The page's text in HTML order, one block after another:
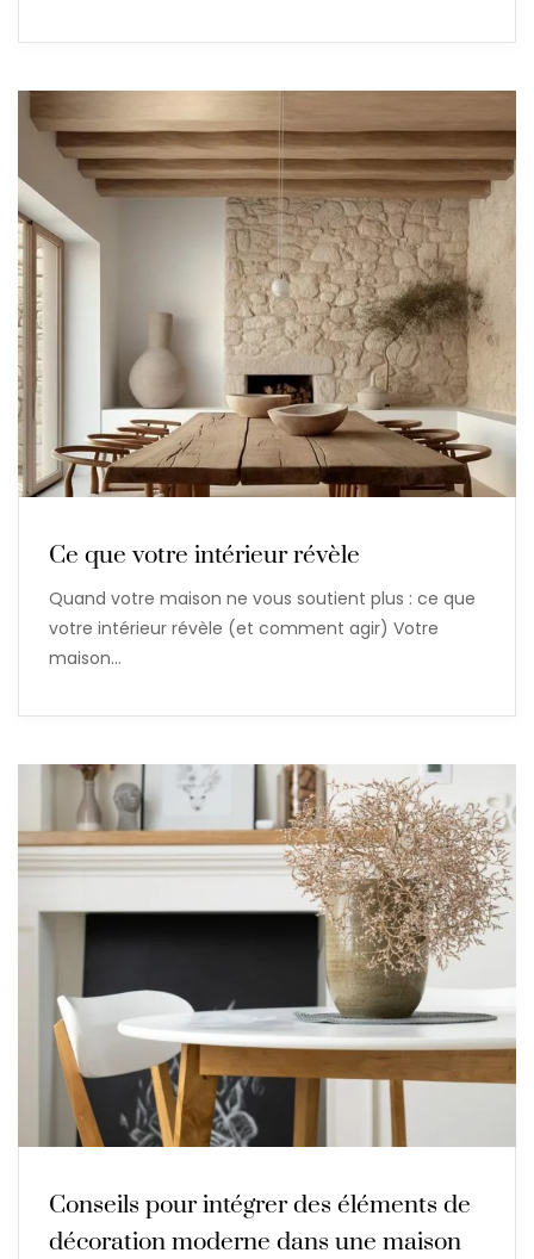
Ce que votre intérieur révèle
Quand votre maison ne vous soutient plus : ce que
votre intérieur révèle (et comment agir) Votre
maison…
Conseils pour intégrer des éléments de
décoration moderne dans une maison